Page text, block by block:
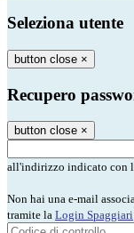
Seleziona utente
button close ×
Recupero
button close ×
all'indirizzo indicato con
Non hai una e-mail
tramite la Login Spaggiari